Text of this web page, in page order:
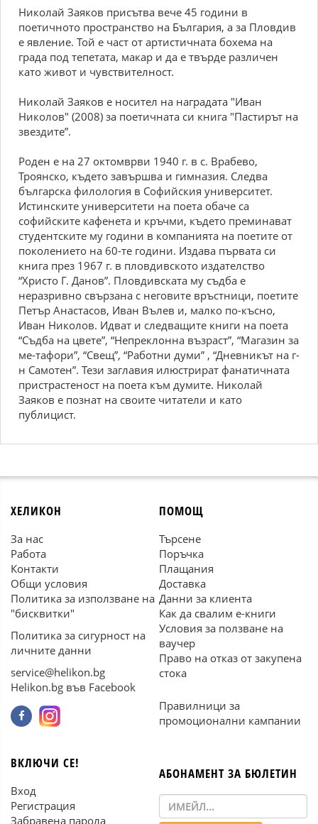
Николай Заяков присътва вече 45 години в
поетичното пространство на България, а за Пловдив
е явление. Той е част от артистичната бохема на
града под тепетата, макар и да е твърде различен
като живот и чувствителност.
Николай Заяков е носител на наградата "Иван
Николов" (2008) за поетичната си книга "Пастирът на
звездите”.
Роден е на 27 октомврви 1940 г. в с. Врабево,
Троянско, където завършва и гимназия. Следва
българска филология в Софийския университет.
Истинските университети на поета обаче са
софийските кафенета и кръчми, където преминават
студентските му години в компанията на поетите от
поколението на 60-те години. Издава първата си
книга през 1967 г. в пловдивското издателство
“Христо Г. Данов”. Пловдивската му съдба е
неразривно свързана с неговите връстници, поетите
Петър Анастасов, Иван Вълев и, малко по-късно,
Иван Николов. Идват и следващите книги на поета
“Съдба на цвете”, “Непреклонна възраст”, “Магазин за
ме-тафори”, “Свещ”, “Работни думи” , “Дневникът на г-
н Самотен”. Тези заглавия илюстрират фанатичната
пристрастеност на поета към думите. Николай
Заяков е познат на своите читатели и като
публицист.
ХЕЛИКОН
За нас
Работа
Контакти
Общи условия
Политика за използване на
"бисквитки"
Политика за сигурност на
личните данни
service@helikon.bg
Helikon.bg във Facebook
ПОМОЩ
Търсене
Поръчка
Плащания
Доставка
Данни за клиента
Как да свалим е-книги
Условия за ползване на
ваучер
Право на отказ от закупена
стока
Правилници за
промоционални кампании
ВКЛЮЧИ СЕ!
Вход
Регистрация
Забравена парола
АБОНАМЕНТ ЗА БЮЛЕТИН